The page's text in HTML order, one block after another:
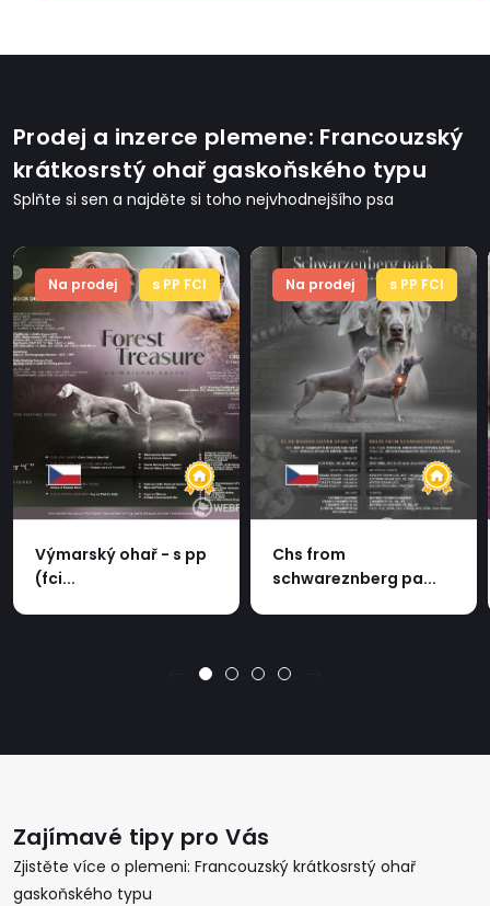
Prodej a inzerce plemene: Francouzský
krátkosrstý ohař gaskoňského typu
Splňte si sen a najděte si toho nejvhodnejšího psa
Na prodej s PP FCI
Výmarský ohař - s pp
(fci...
Na prodej s PP FCI
Chs from
schwareznberg pa...
Zajímavé tipy pro Vás
Zjistěte více o plemeni: Francouzský krátkosrstý ohař
gaskoňského typu